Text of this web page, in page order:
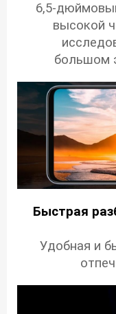
6,5-
высокой
большом
Быстрая
Удобная и